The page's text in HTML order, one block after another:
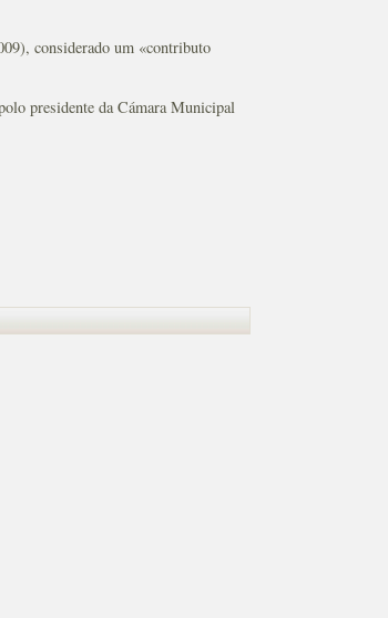
considerado um «contributo
presidente da Cámara Municipal